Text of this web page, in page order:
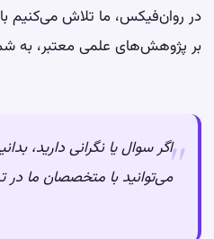
در روان‌فیکس، ما تلاش می‌کنیم
بر پژوهش‌های علمی معتبر، به
اگر سوال یا نگرانی دارید،
می‌توانید با متخصصان ما